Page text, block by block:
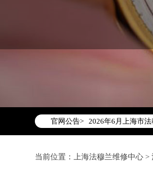
官网公告>
2026年6月法穆兰
2026年6月法穆兰
上海市徐汇区虹桥
上海市黄浦区南京
当前位置： 上海法穆兰维修中心 >